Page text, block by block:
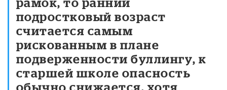
подростковый возраст
считается самым
рискованным в плане
подверженности буллингу, к
старшей школе опасность
обычно снижается, хотя